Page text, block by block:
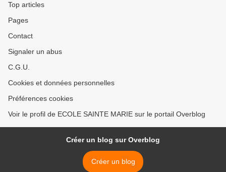
Top articles
Pages
Contact
Signaler un abus
C.G.U.
Cookies et données personnelles
Préférences cookies
Voir le profil de ECOLE SAINTE MARIE sur le portail Overblog
Créer un blog sur Overblog
Créer un blog